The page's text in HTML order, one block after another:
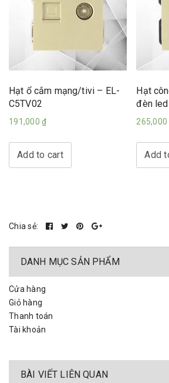
Hạt ổ cắm mạng/tivi – EL-
C5TV02
191,000 ₫
Add to cart
Hạt
đèn
265,000
Add
Chia sẻ:
DANH MỤC SẢN PHẨM
Cửa hàng
Giỏ hàng
Thanh toán
Tài khoản
BÀI VIẾT LIÊN QUAN